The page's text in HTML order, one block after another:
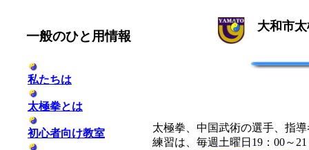
一般のひと用情報
私たちは
太極拳とは
初心者向け教室
大和市太
太極拳、中国武術の選手、指
練習は、毎週土曜日19：00～